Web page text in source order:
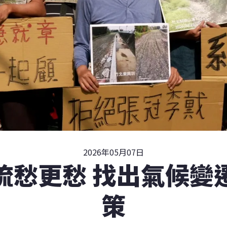
2026年05月07日
愁更愁 找出氣候變
策